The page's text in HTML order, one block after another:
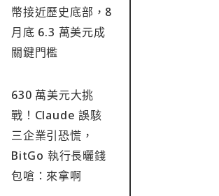
幣接近歷史底部，8
月底 6.3 萬美元成
關鍵門檻
630 萬美元大挑
戰！Claude 誤駭
三企業引恐慌，
BitGo 執行長曬錢
包嗆：來拿啊